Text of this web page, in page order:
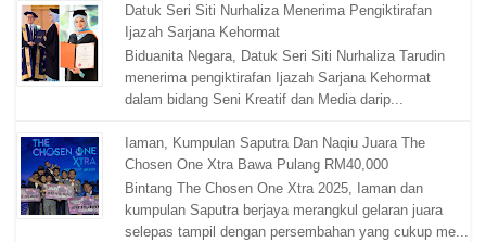
Datuk Seri Siti Nurhaliza Menerima Pengiktirafan
Ijazah Sarjana Kehormat
Biduanita Negara, Datuk Seri Siti Nurhaliza Tarudin
menerima pengiktirafan Ijazah Sarjana Kehormat
dalam bidang Seni Kreatif dan Media darip...
Iaman, Kumpulan Saputra Dan Naqiu Juara The
Chosen One Xtra Bawa Pulang RM40,000
Bintang The Chosen One Xtra 2025, Iaman dan
kumpulan Saputra berjaya merangkul gelaran juara
selepas tampil dengan persembahan yang cukup me...